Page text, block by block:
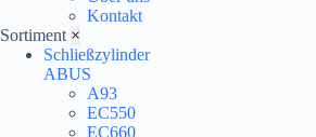
Kontakt
Sortiment ×
Schließzylinder
ABUS
A93
EC550
EC660